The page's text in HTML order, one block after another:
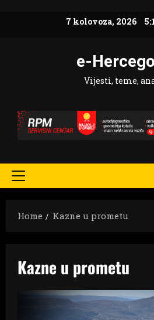
7 kolovoza, 2026
e-
Vijesti, teme,
Primary
Home
Kazne u prometu
Kazne u prometu